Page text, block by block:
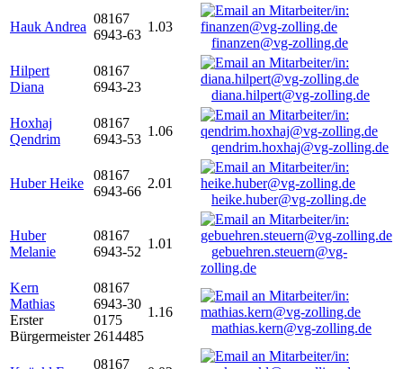
Hauk Andrea
08167
6943-63
1.03
finanzen@vg-zolling.de
Hilpert
Diana
08167
6943-23
diana.hilpert@vg-zolling.de
Hoxhaj
Qendrim
08167
6943-53
1.06
qendrim.hoxhaj@vg-zolling.de
Huber Heike
08167
6943-66
2.01
heike.huber@vg-zolling.de
Huber
Melanie
08167
6943-52
1.01
gebuehren.steuern@vg-
zolling.de
Kern
Mathias
Erster
Bürgermeister
08167
6943-30
0175
2614485
1.16
mathias.kern@vg-zolling.de
08167